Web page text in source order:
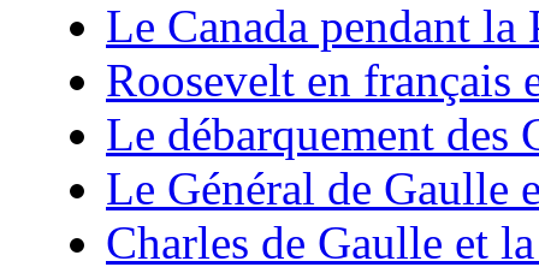
Le Canada pendant
Roosevelt en français
Le débarquement des
Le Général de Gaulle
Charles de Gaulle et